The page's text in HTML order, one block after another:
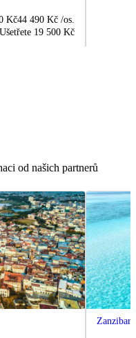
Kč44 490 Kč /os.
Ušetřete 19 500 Kč
od našich partnerů
Zanzibar